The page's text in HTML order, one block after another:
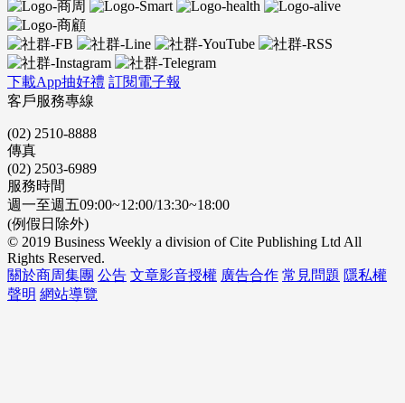
下載App抽好禮 訂閱電子報
客戶服務專線
(02) 2510-8888
傳真
(02) 2503-6989
服務時間
週一至週五09:00~12:00/13:30~18:00
(例假日除外)
© 2019 Business Weekly a division of Cite Publishing Ltd All
Rights Reserved.
關於商周集團 公告 文章影音授權 廣告合作 常見問題 隱私權
聲明 網站導覽